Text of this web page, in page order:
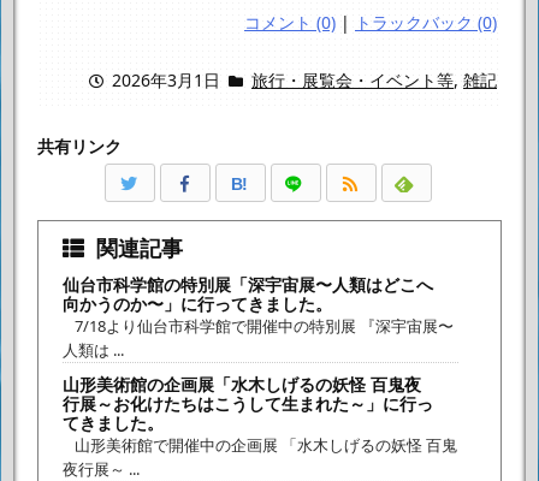
コメント (0) | トラックバック (0)
2026年3月1日 旅行・展覧会・イベント等, 雑記
共有リンク
B!
関連記事
仙台市科学館の特別展「深宇宙展〜人類はどこへ
向かうのか〜」に行ってきました。
7/18より仙台市科学館で開催中の特別展 『深宇宙展〜
人類は ...
山形美術館の企画展「水木しげるの妖怪 百鬼夜
行展～お化けたちはこうして生まれた～」に行っ
てきました。
山形美術館で開催中の企画展 「水木しげるの妖怪 百鬼
夜行展～ ...